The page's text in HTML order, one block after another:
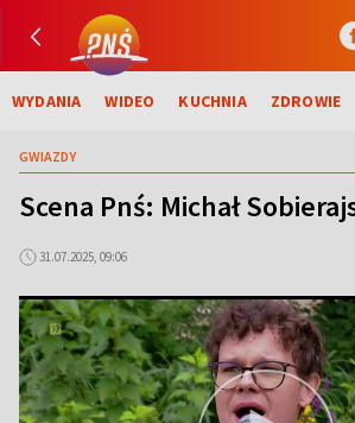
WYDANIA WIDEO KUCHNIA ZDROWIE
GWIAZDY
Scena Pnś: Michał
31.07.2025, 09:06